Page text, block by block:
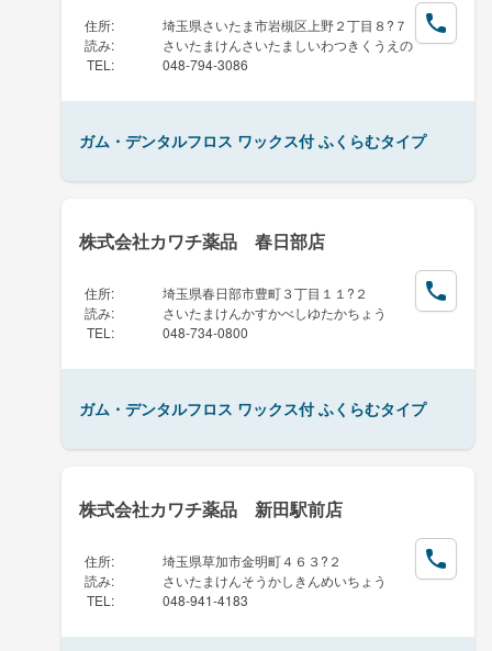
住所:
埼玉県さいたま市岩槻区上野２丁目８?７
読み:
さいたまけんさいたましいわつきくうえの
TEL : 048-794-3086
ガム・デンタルフロス ワックス付 ふくらむタイプ
株式会社カワチ薬品 春日部店
住所:
埼玉県春日部市豊町３丁目１１?２
読み:
さいたまけんかすかべしゆたかちょう
TEL : 048-734-0800
ガム・デンタルフロス ワックス付 ふくらむタイプ
株式会社カワチ薬品 新田駅前店
住所:
埼玉県草加市金明町４６３?２
読み:
さいたまけんそうかしきんめいちょう
TEL : 048-941-4183